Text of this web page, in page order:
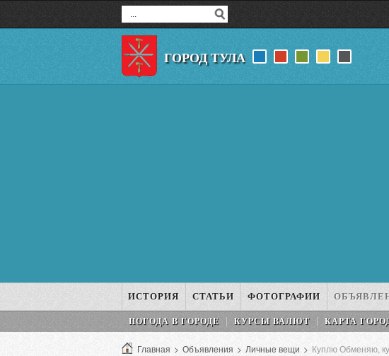
ГОРОД ТУЛА
ИСТОРИЯ СТАТЬИ ФОТОГРАФИИ
ПОГОДА В ГОРОДЕ КУРСЫ ВАЛЮТ КАРТА
Главная > Объявления > Личные вещи > Куплю Обменяю,